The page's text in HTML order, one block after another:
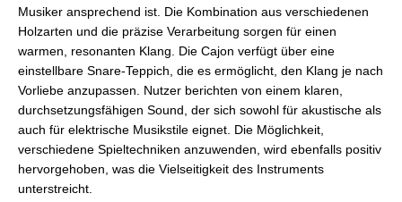
Musiker ansprechend ist. Die Kombination aus verschiedenen
Holzarten und die präzise Verarbeitung sorgen für einen
warmen, resonanten Klang. Die Cajon verfügt über eine
einstellbare Snare-Teppich, die es ermöglicht, den Klang je nach
Vorliebe anzupassen. Nutzer berichten von einem klaren,
durchsetzungsfähigen Sound, der sich sowohl für akustische als
auch für elektrische Musikstile eignet. Die Möglichkeit,
verschiedene Spieltechniken anzuwenden, wird ebenfalls positiv
hervorgehoben, was die Vielseitigkeit des Instruments
unterstreicht.